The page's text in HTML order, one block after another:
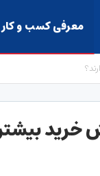
معرفی کسب و کار